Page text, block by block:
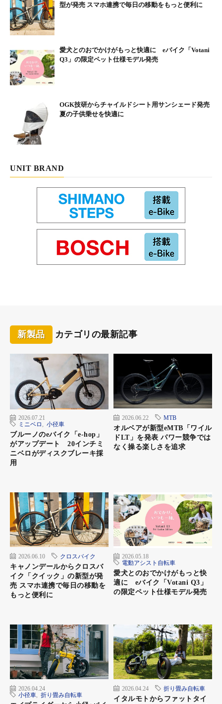
【カラー】2. ブラック、3. グレー
【サイズ】FREE（大人サイズ）
【商品特徴】
■ポリエステル100%
■UPF50＋（UVカット）
【ご注意】
・使用や洗濯を繰り返すことで劣化する消耗品です。
横：顔にフィットする立体形状
内側：ティッシュなどを挟めるポケット付き
型が発売 スマホ連携で毎日の移動をもっと便利に
愛犬とのおでかけがもっと快適に eバイク「Votani
Q3」の限定ペット仕様モデル発売
OGK技研からチャイルドシート用サンシェード発売
夏の子供乗せを快適に
UNIT BRAND
新製品 カテゴリの最新記事
2026.07.21
ミニベロ
小径車
ブルーノのeバイク「e-hop」
がアップデート 20インチミ
ニベロがディスクブレーキ採
用
2026.06.22 MTB
オルベアが新型eMTB「ワイル
ドLT」を発表 パワー競争では
なく操る楽しさを追求
2026.06.10 クロスバイク
キャノンデールからクロスバ
イク「クイック」の新型が発
売 スマホ連携で毎日の移動を
もっと便利に
2026.05.18
電動アシスト自転車
愛犬とのおでかけがもっと快
適に eバイク「Votani Q3」
の限定ペット仕様モデル発売
2026.04.24
小径車
折り畳み自転車
2026.04.24 折り畳み自転車
イタルモトからファットタイ